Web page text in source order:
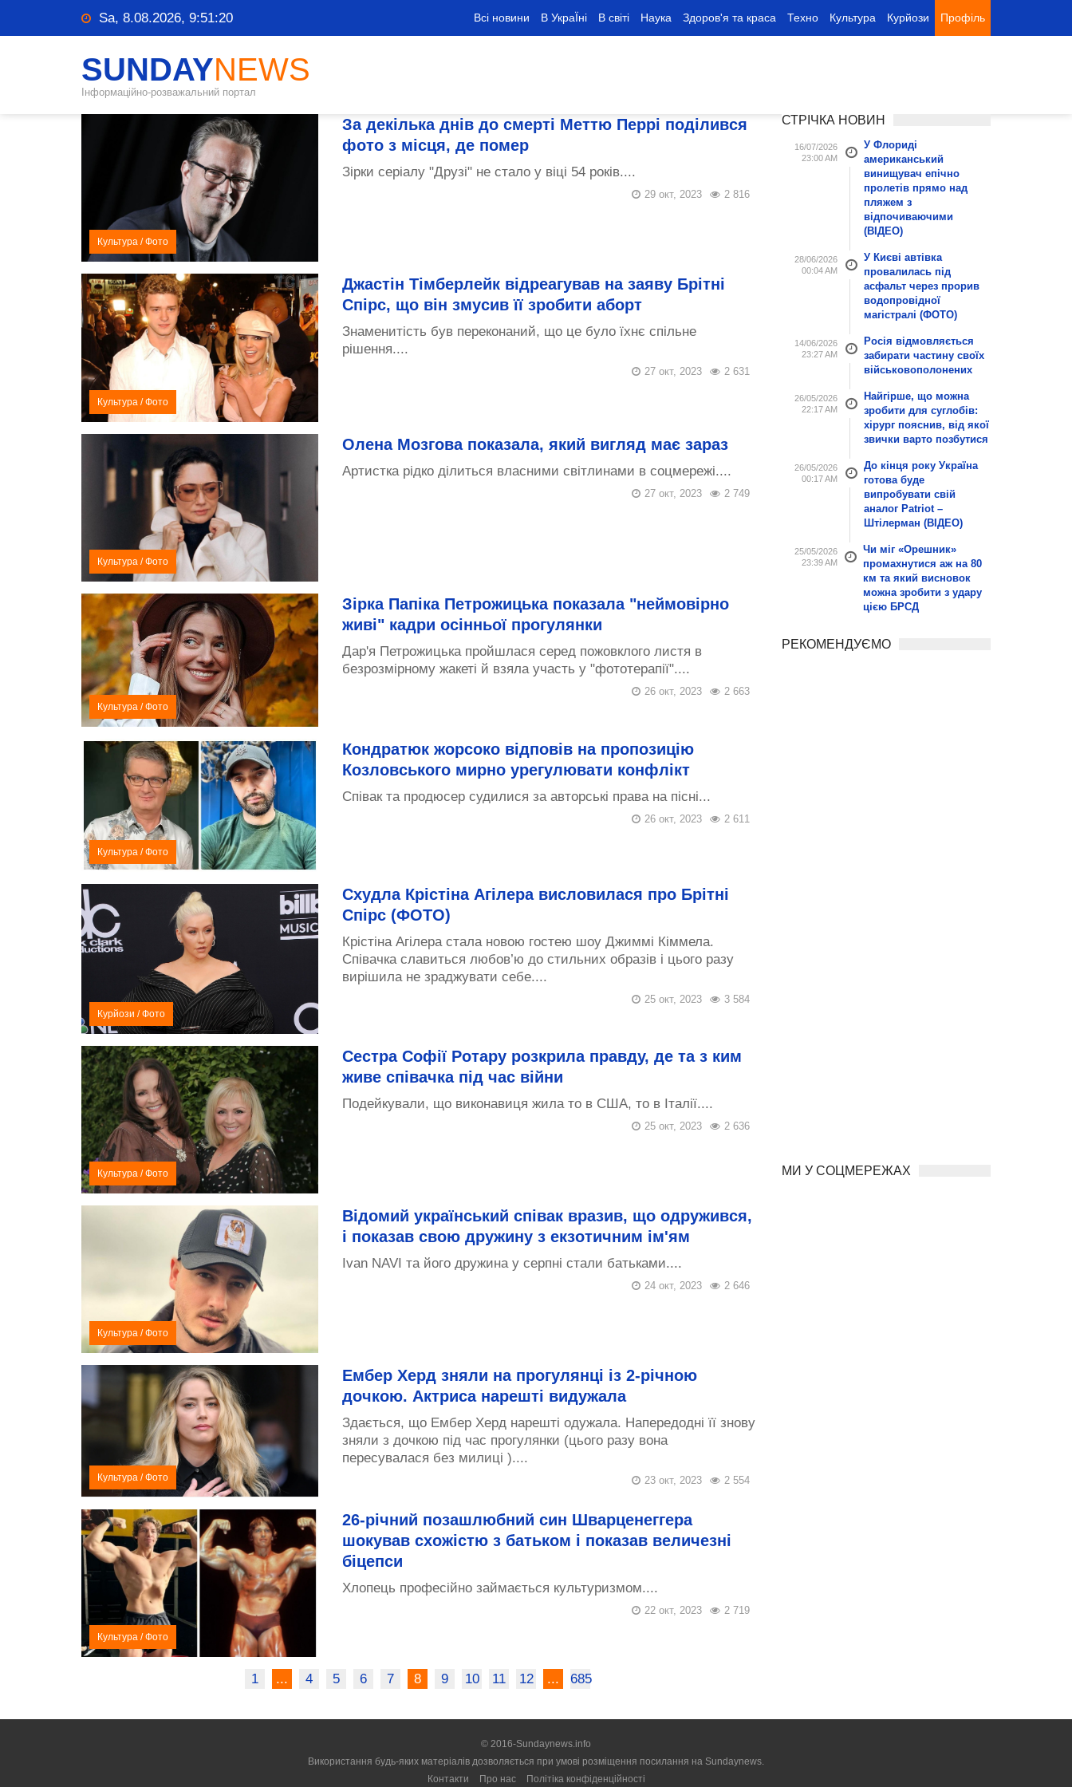
Sa, 8.08.2026, 9:51:21 Всі новини В УкраЇні В світі Наука Здоров'я та краса Техно Культура Курйози Профіль
SUNDAYNEWS
Інформаційно-розважальний портал
Культура /Фото
За декілька днів до смерті Меттю Перрі поділився
фото з місця, де помер
Зірки серіалу "Друзі" не стало у віці 54 років....
2 816
29 окт, 2023
Культура /Фото
Джастін Тімберлейк відреагував на заяву Брітні
Спірс, що він змусив її зробити аборт
Знаменитість був переконаний, що це було їхнє спільне
рішення....
2 631
27 окт, 2023
Культура /Фото
Олена Мозгова показала, який вигляд має зараз
Артистка рідко ділиться власними світлинами в соцмережі....
2 749
27 окт, 2023
Культура /Фото
Зірка Папіка Петрожицька показала "неймовірно
живі" кадри осінньої прогулянки
Дар'я Петрожицька пройшлася серед пожовклого листя в
безрозмірному жакеті й взяла участь у "фототерапії"....
2 663
26 окт, 2023
Культура /Фото
Кондратюк жорсоко відповів на пропозицію
Козловського мирно урегулювати конфлікт
Співак та продюсер судилися за авторські права на пісні...
2 611
26 окт, 2023
Курйози /Фото
Схудла Крістіна Агілера висловилася про Брітні
Спірс (ФОТО)
Крістіна Агілера стала новою гостею шоу Джиммі Кіммела.
Співачка славиться любов’ю до стильних образів і цього разу
вирішила не зраджувати себе....
3 584
25 окт, 2023
Культура /Фото
Сестра Софії Ротару розкрила правду, де та з ким
живе співачка під час війни
Подейкували, що виконавиця жила то в США, то в Італії....
2 636
25 окт, 2023
Культура /Фото
Відомий український співак вразив, що одружився,
і показав свою дружину з екзотичним ім'ям
Ivan NAVI та його дружина у серпні стали батьками....
2 646
24 окт, 2023
Культура /Фото
Ембер Херд зняли на прогулянці із 2-річною
дочкою. Актриса нарешті видужала
Здається, що Ембер Херд нарешті одужала. Напередодні її знову
зняли з дочкою під час прогулянки (цього разу вона
пересувалася без милиці )....
2 554
23 окт, 2023
Культура /Фото
26-річний позашлюбний син Шварценеггера
шокував схожістю з батьком і показав величезні
біцепси
Хлопець професійно займається культуризмом....
2 719
22 окт, 2023
1 ... 4 5 6 7 8 9 10 11 12 ... 685
СТРІЧКА НОВИН
16/07/2026
23:00 AM
У Флориді
американський
винищувач епічно
пролетів прямо над
пляжем з
відпочиваючими
(ВІДЕО)
28/06/2026
00:04 AM
У Києві автівка
провалилась під
асфальт через прорив
водопровідної
магістралі (ФОТО)
14/06/2026
23:27 AM
Росія відмовляється
забирати частину своїх
військовополонених
26/05/2026
22:17 AM
Найгірше, що можна
зробити для суглобів:
хірург пояснив, від якої
звички варто позбутися
26/05/2026
00:17 AM
До кінця року Україна
готова буде
випробувати свій
аналог Patriot –
Штілерман (ВІДЕО)
25/05/2026
23:39 AM
Чи міг «Орешник»
промахнутися аж на 80
км та який висновок
можна зробити з удару
цією БРСД
РЕКОМЕНДУЄМО
МИ У СОЦМЕРЕЖАХ
© 2016-Sundaynews.info
Використання будь-яких матеріалів дозволяється при умові розміщення посилання на Sundaynews.
Контакти
Про нас Політіка конфіденційності